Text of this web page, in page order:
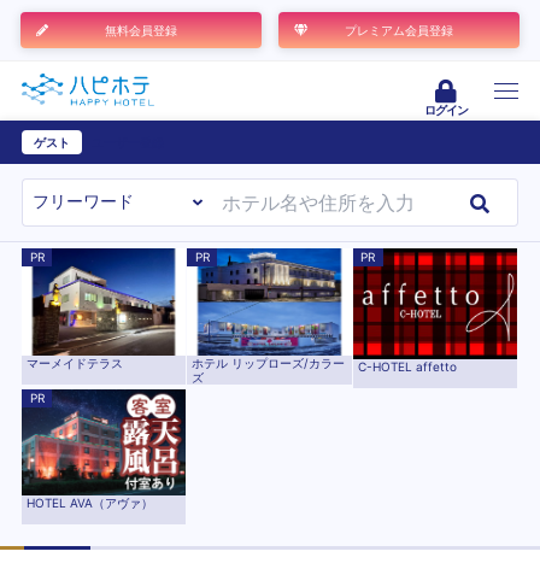
無料会員登録 プレミアム会員登録
ログイン
ゲスト
PR
マーメイドテラス
PR
ホテル リップローズ/カラー
ズ
PR
C-HOTEL affetto
PR
HOTEL AVA（アヴァ）